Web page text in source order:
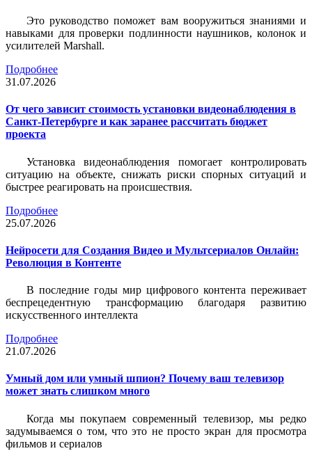
Это руководство поможет вам вооружиться знаниями и
навыками для проверки подлинности наушников, колонок и
усилителей Marshall.
Подробнее
31.07.2026
От чего зависит стоимость установки видеонаблюдения в
Санкт-Петербурге и как заранее рассчитать бюджет
проекта
Установка видеонаблюдения помогает контролировать
ситуацию на объекте, снижать риски спорных ситуаций и
быстрее реагировать на происшествия.
Подробнее
25.07.2026
Нейросети для Создания Видео и Мультсериалов Онлайн:
Революция в Контенте
В последние годы мир цифрового контента переживает
беспрецедентную трансформацию благодаря развитию
искусственного интеллекта
Подробнее
21.07.2026
Умный дом или умный шпион? Почему ваш телевизор
может знать слишком много
Когда мы покупаем современный телевизор, мы редко
задумываемся о том, что это не просто экран для просмотра
фильмов и сериалов